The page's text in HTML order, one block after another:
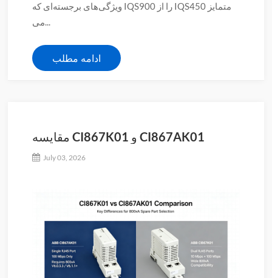
ویژگی‌های برجسته‌ای که IQS900 را از IQS450 متمایز
می...
ادامه مطلب
مقایسه CI867K01 و CI867AK01
July 03, 2026